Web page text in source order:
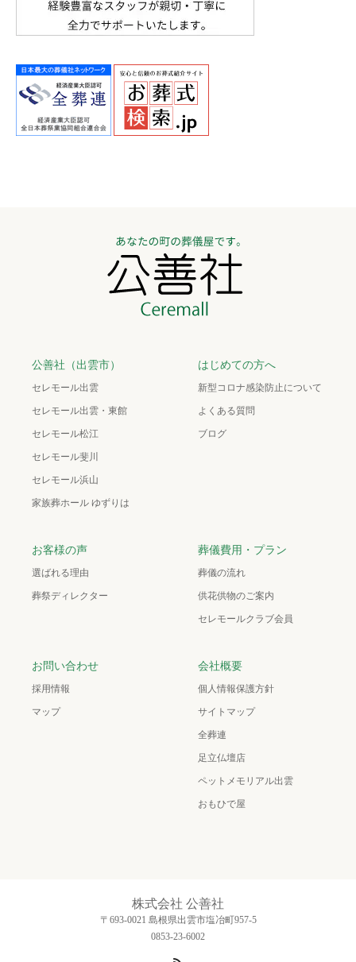
公善社（出雲市）
セレモール出雲
セレモール出雲・東館
セレモール松江
セレモール斐川
セレモール浜山
家族葬ホール ゆずりは
はじめての方へ
新型コロナ感染防止について
よくある質問
ブログ
お客様の声
選ばれる理由
葬祭ディレクター
葬儀費用・プラン
葬儀の流れ
供花供物のご案内
セレモールクラブ会員
お問い合わせ
採用情報
マップ
会社概要
個人情報保護方針
サイトマップ
全葬連
足立仏壇店
ペットメモリアル出雲
おもひで屋
株式会社 公善社
〒693-0021 島根県出雲市塩冶町957-5
0853-23-6002